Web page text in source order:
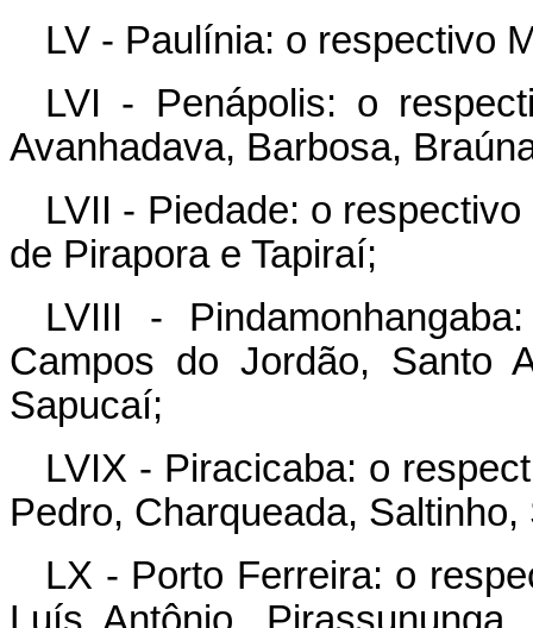
LV - Paulínia: o respectivo
LVI - Penápolis: o
Avanhadava, Barbosa,
LVII - Piedade: o
de Pirapora e Tapiraí;
LVIII -
Campos do Jordão, Santo
Sapucaí;
LVIX - Piracicaba: o
Pedro, Charqueada,
LX - Porto Ferreira: o
Luís Antônio,